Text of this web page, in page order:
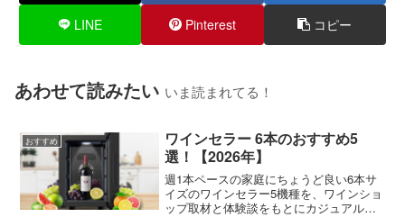
LINE Pinterest コピー
あわせて読みたい いま読まれてる！
おすすめ
ワインセラー 6本のおすすめ5
選！【2026年】
週1本ペースの家庭にちょうど良い6本サ
イズのワインセラー5機種を、ワインショ
ップ取材と体験談をもとにカジュアルに